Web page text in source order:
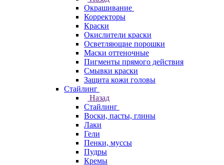
Окрашивание
Корректоры
Краски
Окислители краски
Осветляющие порошки
Маски оттеночные
Пигменты прямого действия
Смывки краски
Защита кожи головы
Стайлинг
Назад
Стайлинг
Воски, пасты, глины
Лаки
Гели
Пенки, муссы
Пудры
Кремы